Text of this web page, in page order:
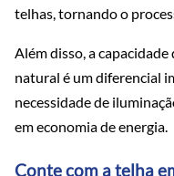
telhas, tornando o
Além disso, a
natural é um diferencial
necessidade de
em economia de energia.
Conte com a telha